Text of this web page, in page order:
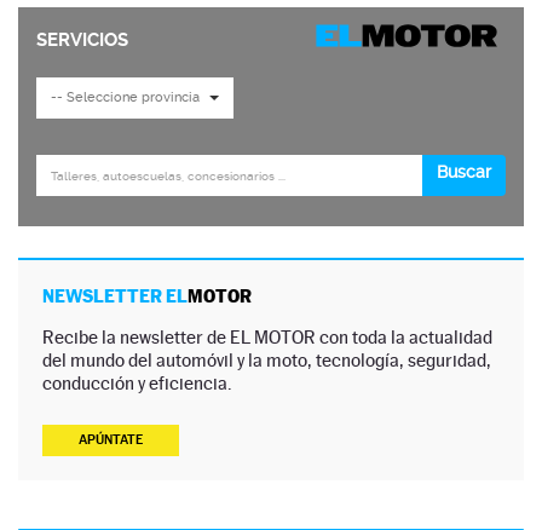
NEWSLETTER ELMOTOR
Recibe la newsletter de EL MOTOR con toda la actualidad
del mundo del automóvil y la moto, tecnología, seguridad,
conducción y eficiencia.
APÚNTATE